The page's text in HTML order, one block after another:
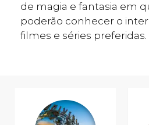
de magia e fantasia em
poderão conhecer o
filmes e séries preferidas.